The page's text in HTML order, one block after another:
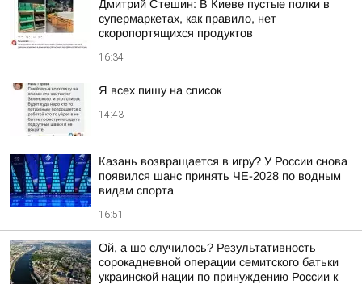
Дмитрий Стешин: В Киеве пустые полки в
супермаркетах, как правило, нет
скоропортящихся продуктов
16:34
Я всех пишу на список
14:43
Казань возвращается в игру? У России снова
появился шанс принять ЧЕ-2028 по водным
видам спорта
16:51
Ой, а шо случилось? Результативность
сорокадневной операции семитского батьки
украинской нации по принуждению России к